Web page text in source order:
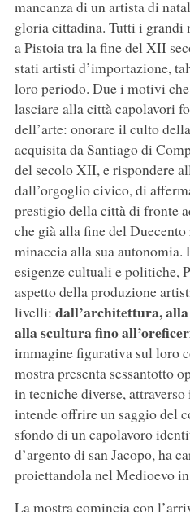
mancanza di un artista di
gloria cittadina. Tutti i grandi
a Pistoia tra la fine del XII
stati artisti d’importazione,
loro periodo. Due i motivi
lasciare alla città capolavori
dell’arte: onorare il culto
acquisita da Santiago di
del secolo XII, e rispondere
dall’orgoglio civico, di
prestigio della città di fronte
che già alla fine del Duecento
minaccia alla sua autonomia.
esigenze cultuali e politiche,
aspetto della produzione
livelli: dall’architettura,
alla scultura fino
immagine figurativa sul loro
mostra presenta sessantotto
in tecniche diverse,
intende offrire un saggio del
sfondo di un capolavoro
d’argento di san Jacopo, ha
proiettandola nel Medioevo
La mostra comincia con